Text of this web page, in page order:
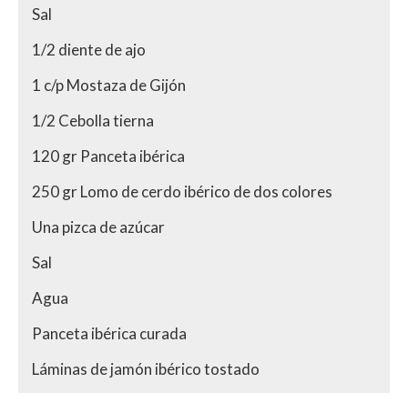
Sal
1/2 diente de ajo
1 c/p Mostaza de Gijón
1/2 Cebolla tierna
120 gr Panceta ibérica
250 gr Lomo de cerdo ibérico de dos colores
Una pizca de azúcar
Sal
Agua
Panceta ibérica curada
Láminas de jamón ibérico tostado